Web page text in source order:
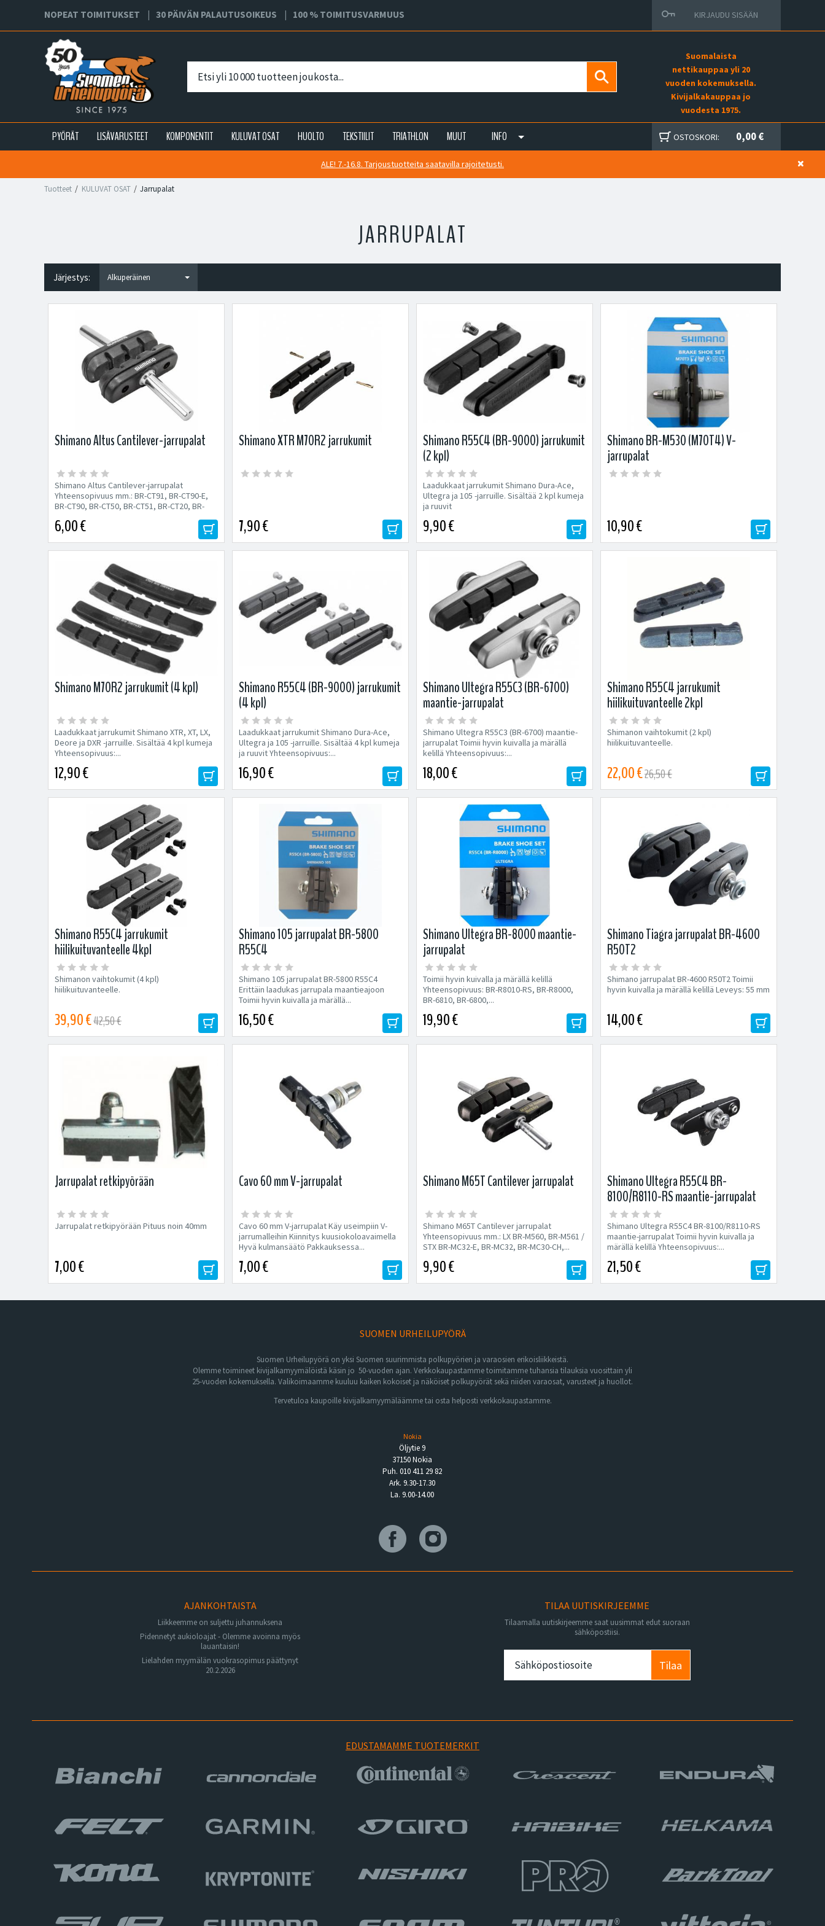
NOPEAT TOIMITUKSET 30 PÄIVÄN PALAUTUSOIKEUS 100 % TOIMITUSVARMUUS KIRJAUDU SISÄÄN
Suomalaista
nettikauppaa yli 20
vuoden kokemuksella.
Kivijalkakauppaa jo
vuodesta 1975.
PYÖRÄT LISÄVARUSTEET KOMPONENTIT KULUVAT OSAT HUOLTO TEKSTIILIT TRIATHLON MUUT INFO OSTOSKORI: 0,00 €
ALE! 7.-16.8. Tarjoustuotteita saatavilla rajoitetusti.
Tuotteet KULUVAT OSAT Jarrupalat
JARRUPALAT
Järjestys:
Shimano Altus Cantilever-jarrupalat
Shimano Altus Cantilever-jarrupalat
Yhteensopivuus mm.: BR-CT91, BR-CT90-E,
BR-CT90, BR-CT50, BR-CT51, BR-CT20, BR-
6,00 €
Shimano XTR M70R2 jarrukumit
7,90 €
Shimano R55C4 (BR-9000) jarrukumit
(2 kpl)
Laadukkaat jarrukumit Shimano Dura-Ace,
Ultegra ja 105 -jarruille. Sisältää 2 kpl kumeja
ja ruuvit
9,90 €
Shimano BR-M530 (M70T4) V-
jarrupalat
10,90 €
Shimano M70R2 jarrukumit (4 kpl)
Laadukkaat jarrukumit Shimano XTR, XT, LX,
Deore ja DXR -jarruille. Sisältää 4 kpl kumeja
Yhteensopivuus:...
12,90 €
Shimano R55C4 (BR-9000) jarrukumit
(4 kpl)
Laadukkaat jarrukumit Shimano Dura-Ace,
Ultegra ja 105 -jarruille. Sisältää 4 kpl kumeja
ja ruuvit Yhteensopivuus:...
16,90 €
Shimano Ultegra R55C3 (BR-6700)
maantie-jarrupalat
Shimano Ultegra R55C3 (BR-6700) maantie-
jarrupalat Toimii hyvin kuivalla ja märällä
kelillä Yhteensopivuus:...
18,00 €
Shimano R55C4 jarrukumit
hiilikuituvanteelle 2kpl
Shimanon vaihtokumit (2 kpl)
hiilikuituvanteelle.
22,00 €26,50 €
Shimano R55C4 jarrukumit
hiilikuituvanteelle 4kpl
Shimanon vaihtokumit (4 kpl)
hiilikuituvanteelle.
39,90 €42,50 €
Shimano 105 jarrupalat BR-5800
R55C4
Shimano 105 jarrupalat BR-5800 R55C4
Erittäin laadukas jarrupala maantieajoon
Toimii hyvin kuivalla ja märällä...
16,50 €
Shimano Ultegra BR-8000 maantie-
jarrupalat
Toimii hyvin kuivalla ja märällä kelillä
Yhteensopivuus: BR-R8010-RS, BR-R8000,
BR-6810, BR-6800,...
19,90 €
Shimano Tiagra jarrupalat BR-4600
R50T2
Shimano jarrupalat BR-4600 R50T2 Toimii
hyvin kuivalla ja märällä kelillä Leveys: 55 mm
14,00 €
Jarrupalat retkipyörään
Jarrupalat retkipyörään Pituus noin 40mm
7,00 €
Cavo 60 mm V-jarrupalat
Cavo 60 mm V-jarrupalat Käy useimpiin V-
jarrumalleihin Kiinnitys kuusiokoloavaimella
Hyvä kulmansäätö Pakkauksessa...
7,00 €
Shimano M65T Cantilever jarrupalat
Shimano M65T Cantilever jarrupalat
Yhteensopivuus mm.: LX BR-M560, BR-M561 /
STX BR-MC32-E, BR-MC32, BR-MC30-CH,...
9,90 €
Shimano Ultegra R55C4 BR-
8100/R8110-RS maantie-jarrupalat
Shimano Ultegra R55C4 BR-8100/R8110-RS
maantie-jarrupalat Toimii hyvin kuivalla ja
märällä kelillä Yhteensopivuus:...
21,50 €
SUOMEN URHEILUPYÖRÄ
Suomen Urheilupyörä on yksi Suomen suurimmista polkupyörien ja varaosien erikoisliikkeistä.
Olemme toimineet kivijalkamyymälöistä käsin jo 50-vuoden ajan. Verkkokaupastamme toimitamme tuhansia tilauksia vuosittain yli
25-vuoden kokemuksella. Valikoimaamme kuuluu kaiken kokoiset ja näköiset polkupyörät sekä niiden varaosat, varusteet ja huollot.
Tervetuloa kaupoille kivijalkamyymäläämme tai osta helposti verkkokaupastamme.
Nokia
Öljytie 9
37150 Nokia
Puh. 010 411 29 82
Ark. 9.30-17.30
La. 9.00-14.00
AJANKOHTAISTA
Liikkeemme on suljettu juhannuksena
Pidennetyt aukioloajat - Olemme avoinna myös
lauantaisin!
Lielahden myymälän vuokrasopimus päättynyt
20.2.2026
TILAA UUTISKIRJEEMME
Tilaamalla uutiskirjeemme saat uusimmat edut suoraan
sähköpostiisi.
Tilaa
EDUSTAMAMME TUOTEMERKIT